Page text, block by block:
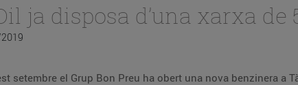
ja disposa d’una xarxa de